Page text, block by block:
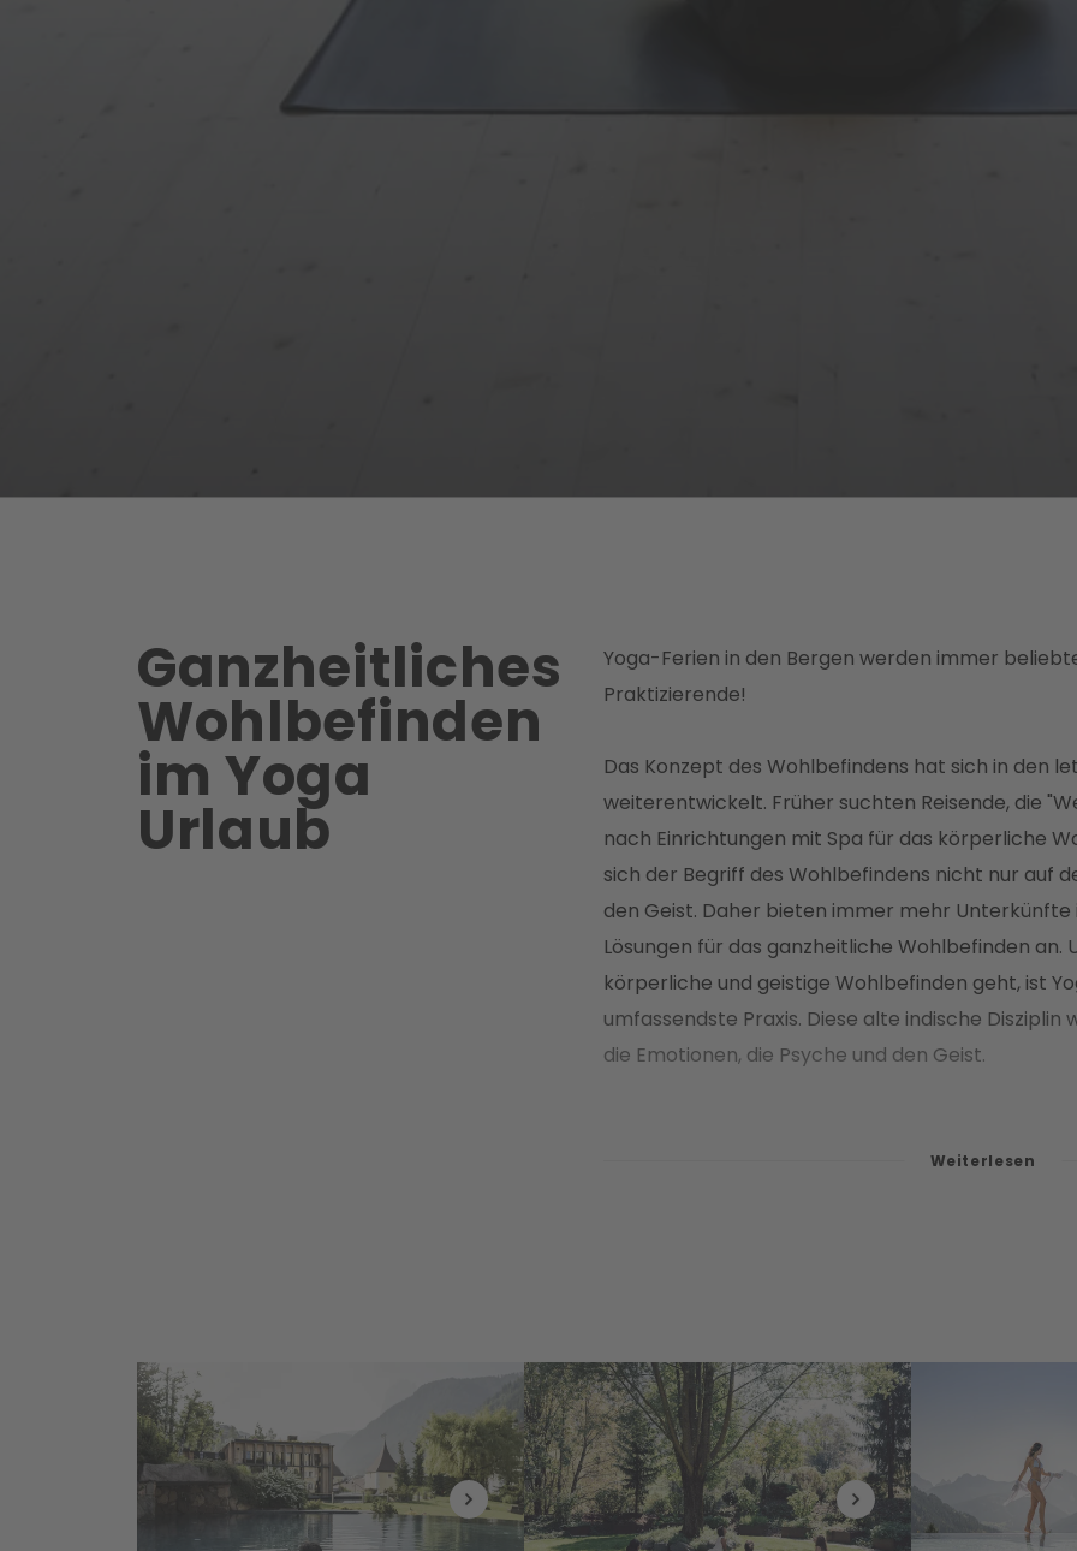
Ganzheitliches
Wohlbefinden
im Yoga
Urlaub
Yoga-Ferien in den Bergen werden immer
Praktizierende!
Das Konzept des Wohlbefindens hat sich in den
weiterentwickelt. Früher suchten Reisende, die
nach Einrichtungen mit Spa für das körperliche
sich der Begriff des Wohlbefindens nicht nur auf
den Geist. Daher bieten immer mehr
Lösungen für das ganzheitliche Wohlbefinden an.
körperliche und geistige Wohlbefinden geht, ist
umfassendste Praxis. Diese alte indische Disziplin
die Emotionen, die Psyche und den Geist.
Aber Yoga in der Natur zu machen ist definitiv ein
Kontakt zur Natur, die frische Luft und das Gefühl
wertvolle Zutaten, um Yoga zu einem
zu machen.